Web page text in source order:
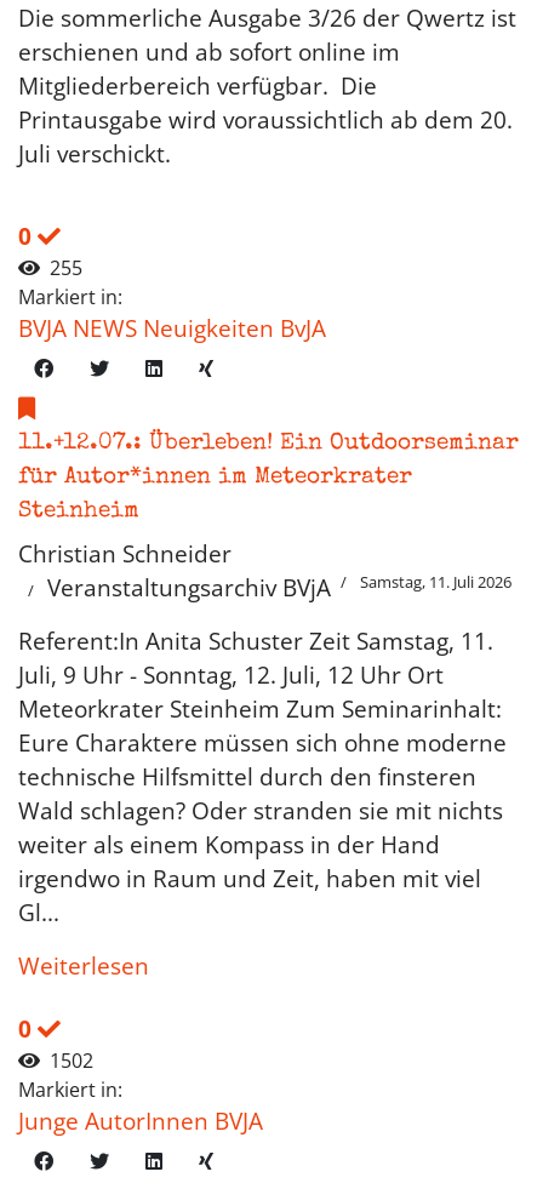
Die sommerliche Ausgabe 3/26 der Qwertz ist
erschienen und ab sofort online im
Mitgliederbereich verfügbar. Die
Printausgabe wird voraussichtlich ab dem 20.
Juli verschickt.
0
255
Markiert in:
BVJA NEWS Neuigkeiten BvJA
11.+12.07.: Überleben! Ein Outdoorseminar
für Autor*innen im Meteorkrater
Steinheim
Christian Schneider
Veranstaltungsarchiv BVjA
Samstag, 11. Juli 2026
Referent:In Anita Schuster Zeit Samstag, 11.
Juli, 9 Uhr - Sonntag, 12. Juli, 12 Uhr Ort
Meteorkrater Steinheim Zum Seminarinhalt:
Eure Charaktere müssen sich ohne moderne
technische Hilfsmittel durch den finsteren
Wald schlagen? Oder stranden sie mit nichts
weiter als einem Kompass in der Hand
irgendwo in Raum und Zeit, haben mit viel
Gl...
Weiterlesen
0
1502
Markiert in:
Junge AutorInnen BVJA